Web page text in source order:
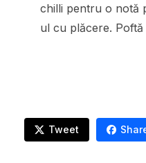
chilli pentru o notă
ul cu plăcere. Poftă
Tweet